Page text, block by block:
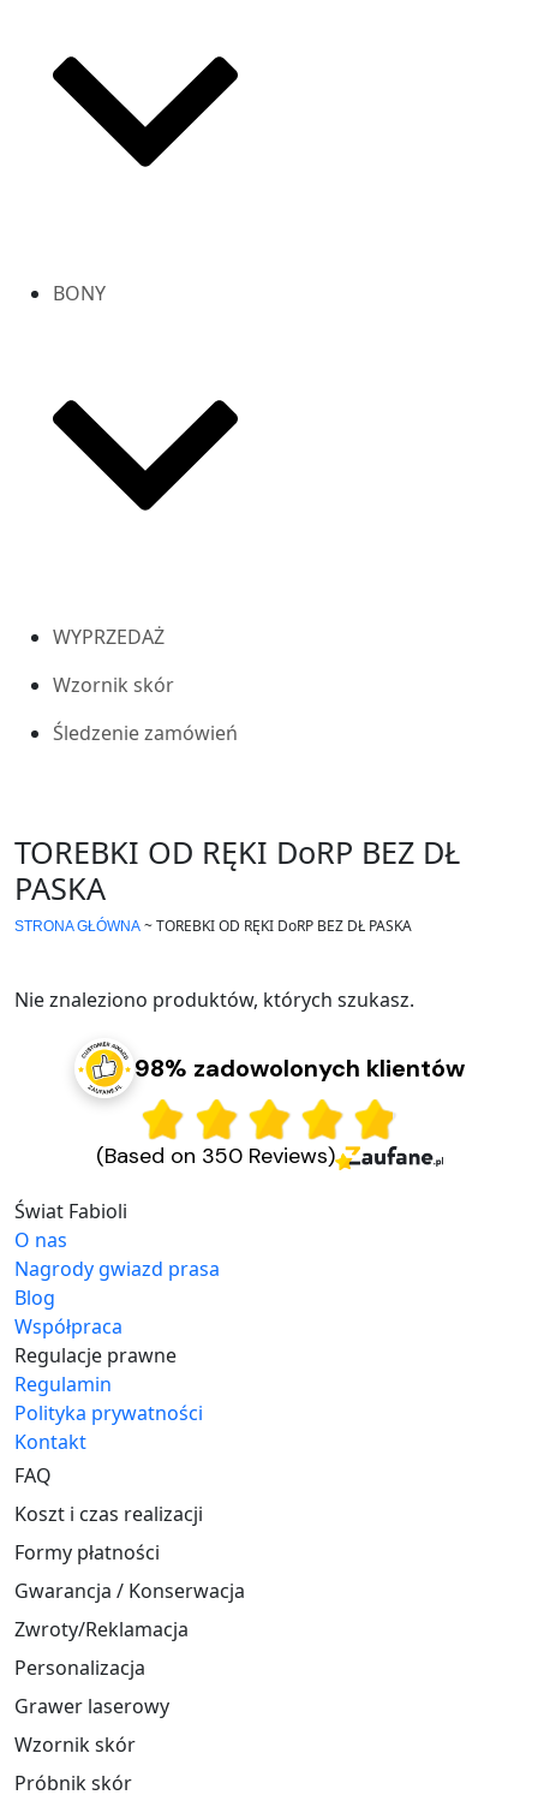
BONY
WYPRZEDAŻ
Wzornik skór
Śledzenie zamówień
TOREBKI OD RĘKI DoRP BEZ DŁ
PASKA
STRONA GŁÓWNA ~TOREBKI OD RĘKI DoRP BEZ DŁ PASKA
Nie znaleziono produktów, których szukasz.
98% zadowolonych klientów
(Based on 350 Reviews)
Świat Fabioli
O nas
Nagrody gwiazd prasa
Blog
Współpraca
Regulacje prawne
Regulamin
Polityka prywatności
Kontakt
FAQ
Koszt i czas realizacji
Formy płatności
Gwarancja / Konserwacja
Zwroty/Reklamacja
Personalizacja
Grawer laserowy
Wzornik skór
Próbnik skór